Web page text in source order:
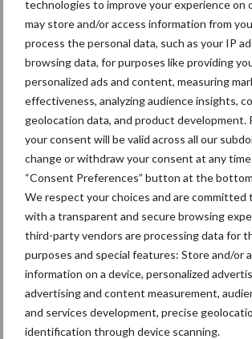
technologies to improve your experience on
may store and/or access information from
process the personal data, such as your IP
browsing data, for purposes like providing
personalized ads and content, measuring
effectiveness, analyzing audience insights,
geolocation data, and product development.
your consent will be valid across all our
change or withdraw your consent at any
“Consent Preferences” button at the
We respect your choices and are committed
with a transparent and secure browsing
third-party vendors are processing data for
purposes and special features: Store and/or
information on a device, personalized
advertising and content measurement,
and services development, precise
identification through device scanning.
Primaire
Sidebar
Recent nieuws
Grondstoffenmarkt
droogte en
handel in de greep
Bedrijfsnieuws
Toon meer